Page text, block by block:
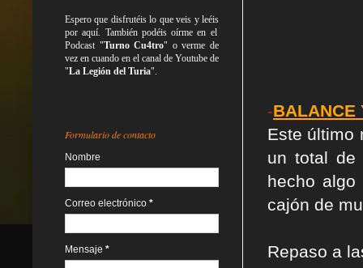
-BALANCE
Este último
un total de
hecho algo
cajón de
Repaso a
Espero que disfrutéis lo queveis yleéis
por aquí. También podéis oírme en el
Podcast "Turno Cu4tro" o verme de
vez en cuando en el canal de Youtube de
"La Legión del Turia".
Formulario de contacto
Nombre
Correo electrónico *
Mensaje *